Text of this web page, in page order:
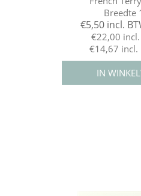
Breedte
€5,50 incl.
€22,00
€14,67 incl.